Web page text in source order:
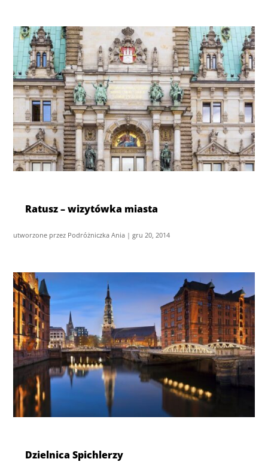
Ratusz – wizytówka miasta
utworzone przez Podróżniczka Ania |gru 20, 2014
Dzielnica Spichlerzy